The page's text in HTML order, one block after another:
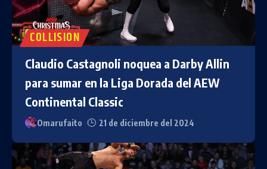
COLLISION
Claudio Castagnoli noquea a Darby Allin
para sumar en la Liga Dorada del AEW
Continental Classic
Omarufaito 21 de diciembre del 2024